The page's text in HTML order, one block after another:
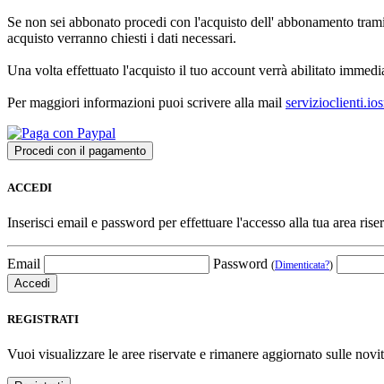
Se non sei abbonato procedi con l'acquisto dell' abbonamento
acquisto verranno chiesti i dati necessari.
Una volta effettuato l'acquisto il tuo account verrà abilitato
Per maggiori informazioni puoi scrivere alla mail
ACCEDI
Inserisci email e password per effettuare l'accesso alla tua area
Email Password (Dimenticata?)
REGISTRATI
Vuoi visualizzare le aree riservate e rimanere aggiornato sulle